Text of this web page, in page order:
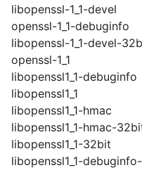
libopenssl-1_1-devel
openssl-1_1-debuginfo
libopenssl-1_1-devel-
openssl-1_1
libopenssl1_1-debuginfo
libopenssl1_1
libopenssl1_1-hmac
libopenssl1_1-hmac-
libopenssl1_1-32bit
libopenssl1_1-